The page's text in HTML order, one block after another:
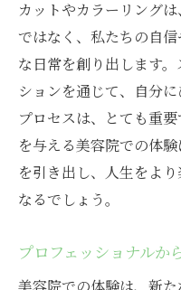
ッフ募集
採用情報と求
共に成長でき
南扇町での新
プロフェッシ
プ
挑戦を歓迎す
カットやカラーリング
ではなく、私たちの自
な日常を創り出します
ションを通じて、自分
プロセスは、とても重
を与える美容院での体
を引き出し、人生をよ
なるでしょう。
プロフェッショナルか